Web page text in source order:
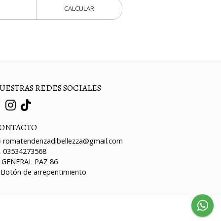
CALCULAR
REDES SOCIALES
romatendenzadibellezza@gmail.com
03534273568
GENERAL PAZ 86
de arrepentimiento